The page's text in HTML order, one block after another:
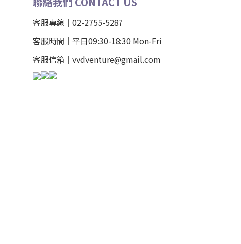
客服專線｜02-2755-5287
客服時間｜平日09:30-18:30 Mon-Fri
客服信箱｜vvdventure@gmail.com